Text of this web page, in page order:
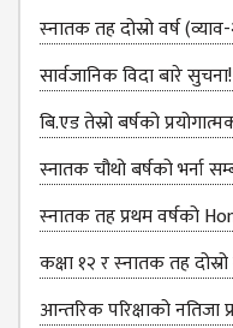
MANAGEMENT(BBS)
BBS FIRST YEAR
BBS SECOND YEAR
BBS THIRD YEAR
BBS FOURTH YEAR
HUMANITIES (BA)
BA FIRST YEAR
स्‍नातक तह दोस्रो वर्ष
सार्वजानिक विदा बारे सुचना!
बि.एड तेस्रो बर्षको
स्नातक चौथो बर्षको भर्ना
स्‍नातक तह प्रथम वर्षको
कक्षा १२ र स्‍नातक तह
आन्‍तरिक परिक्षाको नतिजा